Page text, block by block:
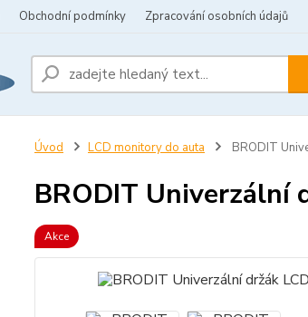
Obchodní podmínky Zpracování osobních údajů
Úvod LCD monitory do auta BRODIT
BRODIT Univerzální
Akce